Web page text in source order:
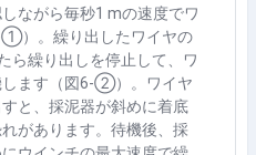
ながら毎秒1 mの速度でワ
①）。繰り出したワイヤの
ら繰り出しを停止して、ワ
ます（図6-②）。ワイヤ
と、採泥器が斜めに着底
があります。待機後、採